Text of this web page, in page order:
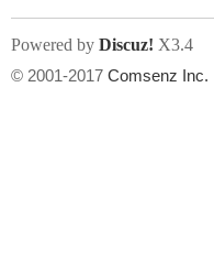
Powered by Discuz! X3.4
© 2001-2017 Comsenz Inc.